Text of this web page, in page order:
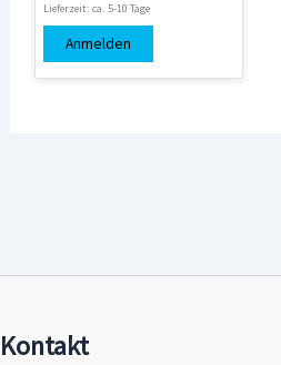
Lieferzeit:ca. 5-10 Tage
Anmelden
Kontakt